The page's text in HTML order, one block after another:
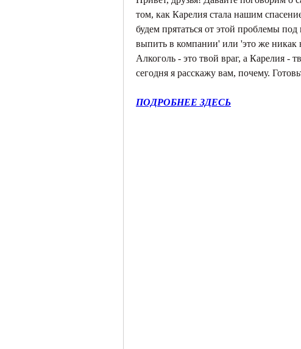
том, как Карелия стала нашим
будем прятаться от этой проблемы
выпить в компании' или 'это же никак
Алкоголь - это твой враг, а Карелия
сегодня я расскажу вам, почему.
ПОДРОБНЕЕ ЗДЕСЬ